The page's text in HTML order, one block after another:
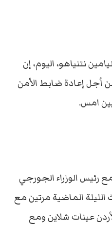
نتنياهو، اليوم، إن
أجل إعادة ضابط الأمن
امس.
رئيس الوزراء الجورجي
الماضية مرتين مع
عينات شلاين ومع